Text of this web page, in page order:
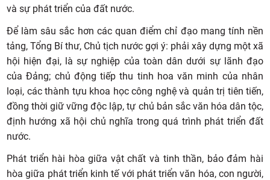
và sự phát triển của đất nước.
Để làm sâu sắc hơn các quan điểm chỉ đạo mang tính nền
tảng, Tổng Bí thư, Chủ tịch nước gợi ý: phải xây dựng một xã
hội hiện đại, là sự nghiệp của toàn dân dưới sự lãnh đạo
của Đảng; chủ động tiếp thu tinh hoa văn minh của nhân
loại, các thành tựu khoa học công nghệ và quản trị tiên tiến,
đồng thời giữ vững độc lập, tự chủ bản sắc văn hóa dân tộc,
định hướng xã hội chủ nghĩa trong quá trình phát triển đất
nước.
Phát triển hài hòa giữa vật chất và tinh thần, bảo đảm hài
hòa giữa phát triển kinh tế với phát triển văn hóa, con người,